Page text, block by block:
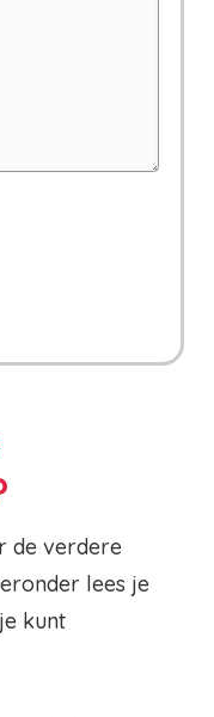
de verdere
lees je
kunt